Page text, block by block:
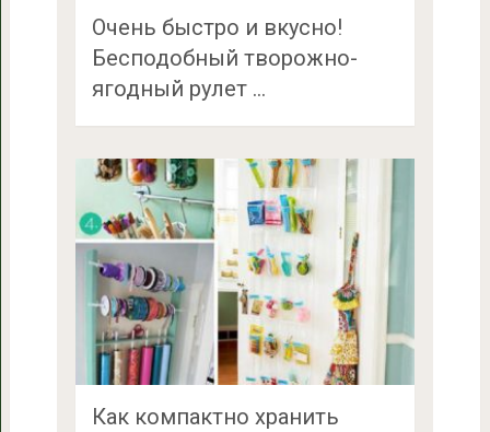
Очень быстро и вкусно!
Бесподобный творожно-
ягодный рулет …
Как компактно хранить